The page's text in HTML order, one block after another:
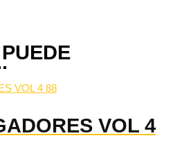
VOL 4